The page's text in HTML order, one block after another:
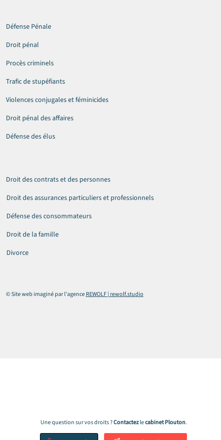
© Site web imaginé par l'agenceREWOLF | rewolf.studio
Défense Pénale
Droit pénal
Procès criminels
Trafic de stupéfiants
Violences conjugales et féminicides
Droit pénal des affaires
Défense des élus
Droit des contrats et des personnes
Droit des assurances particuliers et professionnels
Défense des consommateurs
Droit de la famille
Divorce
Une question sur vos droits ?Contactezlecabinet Plouton.